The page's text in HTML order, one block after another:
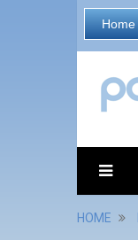
Home
HOME